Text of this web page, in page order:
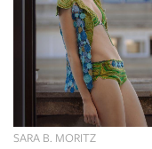
SARA B. MORITZ